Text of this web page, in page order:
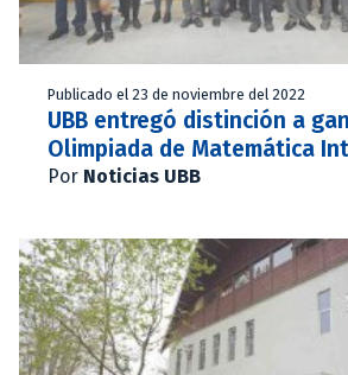
Publicado el 23 de noviembre del 2022
UBB entregó distinción a
Olimpiada de Matemática
Por Noticias UBB